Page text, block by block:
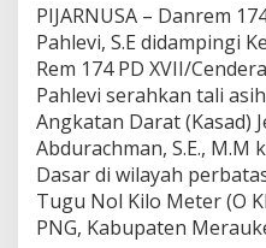
PIJARNUSA – Danrem
Pahlevi, S.E didampingi
Rem 174 PD XVII/
Pahlevi serahkan tali
Angkatan Darat (Kasad)
Abdurachman, S.E., M.M
Dasar di wilayah
Tugu Nol Kilo Meter (O
PNG, Kabupaten